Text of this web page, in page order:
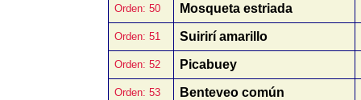
Orden: 50 Mosqueta estriada
Orden: 51 Suirirí amarillo
Orden: 52 Picabuey
Orden: 53 Benteveo común